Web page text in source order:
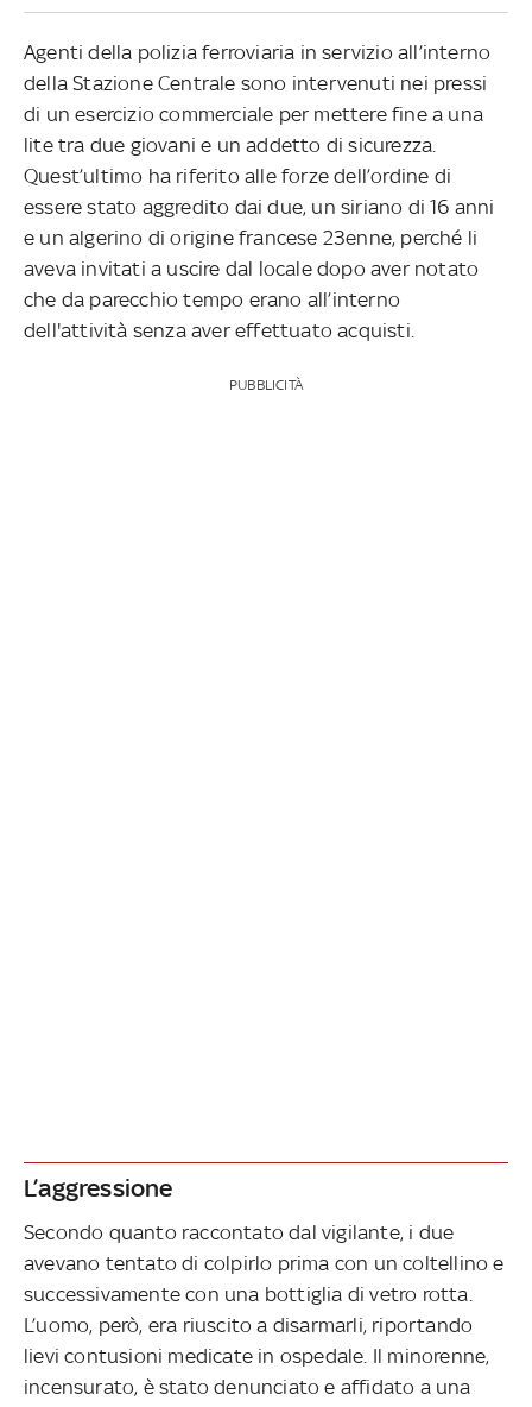
Agenti della polizia ferroviaria in servizio all’interno
della Stazione Centrale sono intervenuti nei pressi
di un esercizio commerciale per mettere fine a una
lite tra due giovani e un addetto di sicurezza.
Quest’ultimo ha riferito alle forze dell’ordine di
essere stato aggredito dai due, un siriano di 16 anni
e un algerino di origine francese 23enne, perché li
aveva invitati a uscire dal locale dopo aver notato
che da parecchio tempo erano all’interno
dell'attività senza aver effettuato acquisti.
PUBBLICITÀ
L’aggressione
Secondo quanto raccontato dal vigilante, i due
avevano tentato di colpirlo prima con un coltellino e
successivamente con una bottiglia di vetro rotta.
L’uomo, però, era riuscito a disarmarli, riportando
lievi contusioni medicate in ospedale. Il minorenne,
incensurato, è stato denunciato e affidato a una